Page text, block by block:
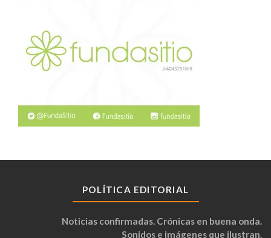
POLÍTICA EDITORIAL
Noticias confirmadas. Crónicas en buena onda.
Sonidos e imágenes que ilustran.